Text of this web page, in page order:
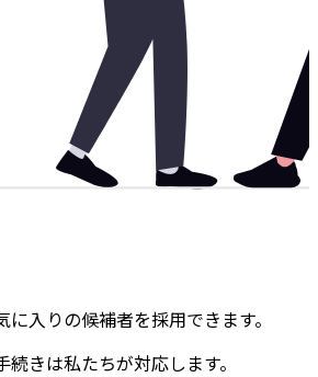
入りの候補者を採用できます。
きは私たちが対応します。